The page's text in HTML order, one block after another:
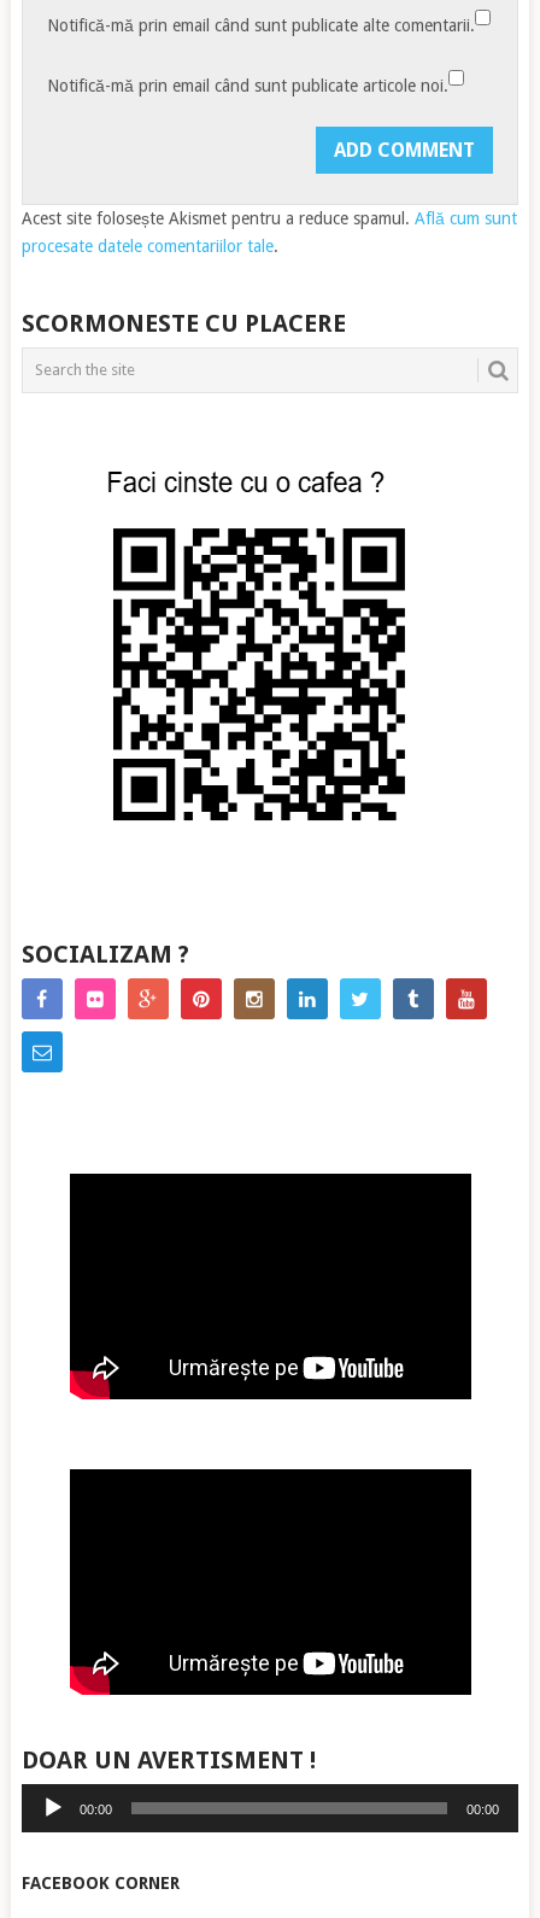
Notifică-mă prin email când sunt publicate alte comentarii.
Notifică-mă prin email când sunt publicate articole noi.
Acest site folosește Akismet pentru a reduce spamul. Află cum sunt
procesate datele comentariilor tale.
SCORMONESTE CU PLACERE
SOCIALIZAM ?
DOAR UN AVERTISMENT !
Player
audio
00:00 00:00
FACEBOOK CORNER